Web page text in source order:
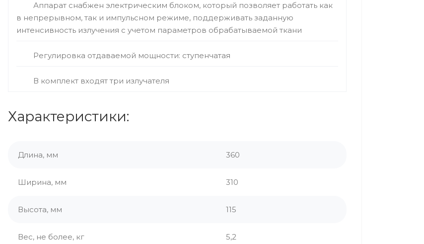
Аппарат снабжен электрическим блоком, который позволяет работать как
в непрерывном, так и импульсном режиме, поддерживать заданную
интенсивность излучения с учетом параметров обрабатываемой ткани
Регулировка отдаваемой мощности: ступенчатая
В комплект входят три излучателя
Характеристики:
Длина, мм 360
Ширина, мм 310
Высота, мм 115
Вес, не более, кг 5,2